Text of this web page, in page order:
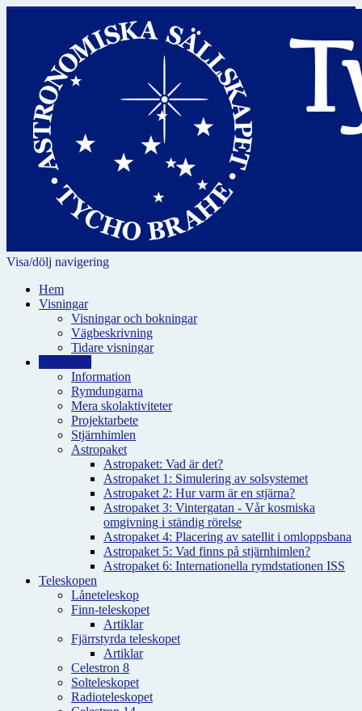
Visa/dölj navigering
Hem
Visningar
Visningar och bokningar
Vägbeskrivning
Tidare visningar
Information
Rymdungarna
Mera skolaktiviteter
Projektarbete
Stjärnhimlen
Astropaket
Astropaket: Vad är det?
Astropaket 1: Simulering av solsystemet
Astropaket 2: Hur varm är en stjärna?
Astropaket 3: Vintergatan - Vår kosmiska
omgivning i ständig rörelse
Astropaket 4: Placering av satellit i omloppsbana
Astropaket 5: Vad finns på stjärnhimlen?
Astropaket 6: Internationella rymdstationen ISS
Teleskopen
Låneteleskop
Finn-teleskopet
Artiklar
Fjärrstyrda teleskopet
Artiklar
Celestron 8
Solteleskopet
Radioteleskopet